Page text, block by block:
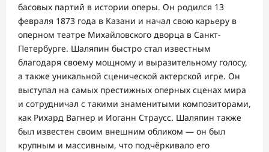
басовых партий в истории оперы. Он родился 13
февраля 1873 года в Казани и начал свою карьеру в
оперном театре Михайловского дворца в Санкт-
Петербурге. Шаляпин быстро стал известным
благодаря своему мощному и выразительному голосу,
а также уникальной сценической актерской игре. Он
выступал на самых престижных оперных сценах мира
и сотрудничал с такими знаменитыми композиторами,
как Рихард Вагнер и Иоганн Страусс. Шаляпин также
был известен своим внешним обликом — он был
крупным и массивным, что подчёркивало его